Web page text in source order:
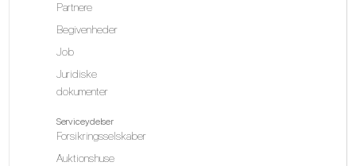
Partnere
Begivenheder
Job
Juridiske
dokumenter
Serviceydelser
Forsikringsselskaber
Auktionshuse